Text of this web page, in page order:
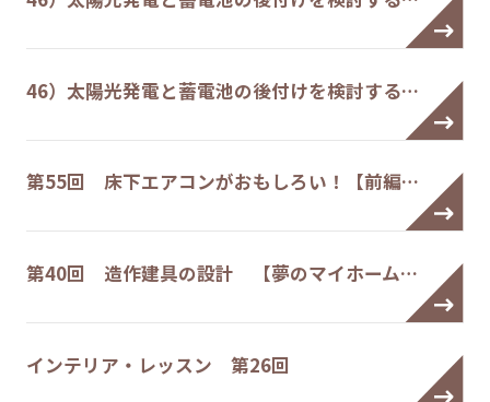
46）太陽光発電と蓄電池の後付けを検討する…
第55回 床下エアコンがおもしろい！【前編…
第40回 造作建具の設計 【夢のマイホーム…
インテリア・レッスン 第26回